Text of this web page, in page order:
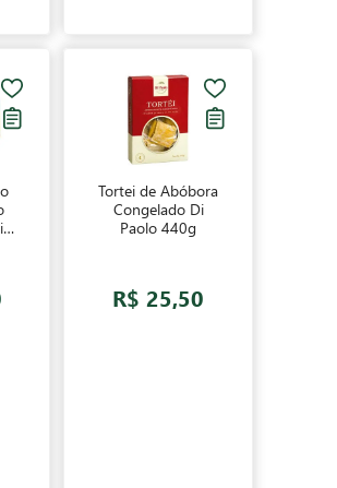
Tortei de Abóbora
Congelado Di
Paolo 440g
R$ 25,50